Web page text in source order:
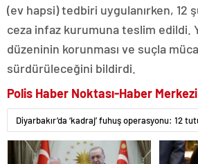
(ev hapsi) tedbiri uygulanırken, 12
ceza infaz kurumuna teslim edildi.
düzeninin korunması ve suçla
sürdürüleceğini bildirdi.
Polis Haber Noktası-Haber Merkezi
Diyarbakır’da ‘kadraj’ fuhuş operasyonu: 12